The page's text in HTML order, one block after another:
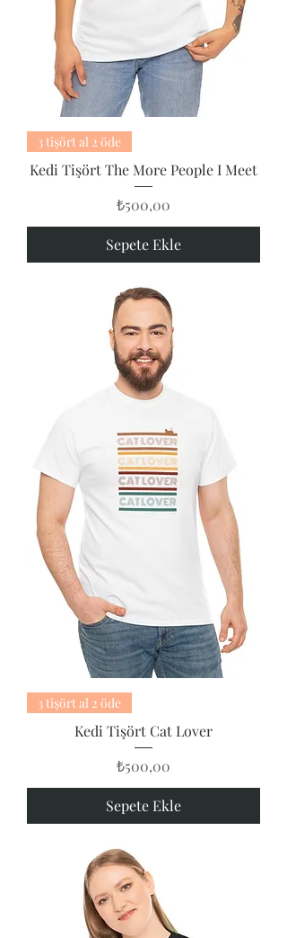
3 tişört al 2 öde
Kedi Tişört The More People I Meet
Fiyat
₺500,00
Sepete Ekle
3 tişört al 2 öde
Kedi Tişört Cat Lover
Fiyat
₺500,00
Sepete Ekle